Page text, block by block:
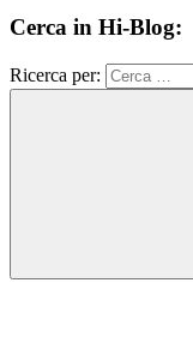
Cerca in Hi-Blog:
Ricerca per: